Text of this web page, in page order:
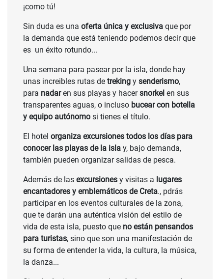
¡como tú!
Sin duda es una oferta única y exclusiva que por
la demanda que está teniendo podemos decir que
es un éxito rotundo...
Una semana para pasear por la isla, donde hay
unas increibles rutas de treking y senderismo,
para nadaren sus playas y hacersnorkel en sus
transparentes aguas, o incluso bucear con botella
y equipo autónomo si tienes el título.
El hotel organiza excursiones todos los días para
conocer las playas de la isla y, bajo demanda,
también pueden organizar salidas de pesca.
Además de las excursiones y visitas a lugares
encantadores y emblemáticos de Creta., pdrás
participar en los eventos culturales de la zona,
que te darán una auténtica visión del estilo de
vida de esta isla, puesto que no están pensandos
para turistas, sino que son una manifestación de
su forma de entender la vida, la cultura, la música,
la danza...